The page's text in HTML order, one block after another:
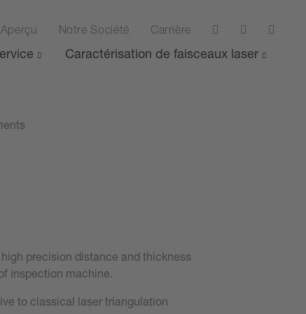
Aperçu Notre Société Carrière
Caractérisation de faisceaux laser
precision distance and thickness
inspection machine.
to classical laser triangulation